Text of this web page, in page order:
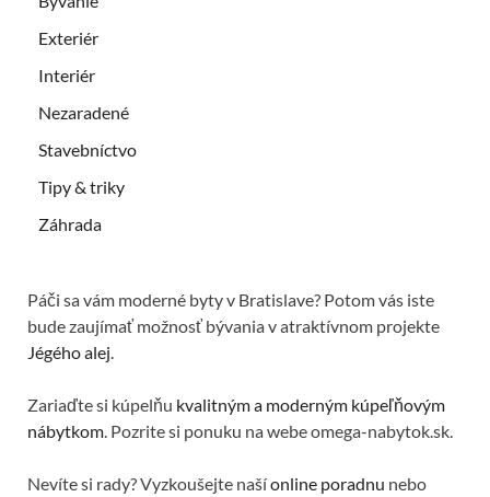
Exteriér
Interiér
Nezaradené
Stavebníctvo
Tipy & triky
Záhrada
Páči sa vám moderné byty v Bratislave? Potom vás iste
bude zaujímať možnosť bývania v atraktívnom projekte
Jégého alej.
Zariaďte si kúpelňu kvalitným a moderným kúpeľňovým
nábytkom. Pozrite si ponuku na webe omega-nabytok.sk.
Nevíte si rady? Vyzkoušejte našíonline poradnu nebo